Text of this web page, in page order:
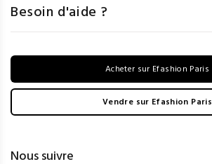
Besoin d'aide ?
Acheter sur Efashion Paris
Vendre sur Efashion Paris
Nous suivre